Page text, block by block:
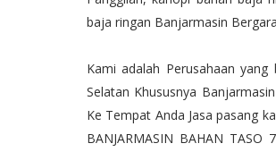
baja ringan Banjarmasin
Kami adalah Perusahaan
Selatan Khususnya
Ke Tempat Anda Jasa pasang
BANJARMASIN BAHAN